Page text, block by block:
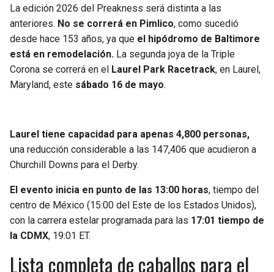
La edición 2026 del Preakness será distinta a las
anteriores. No se correrá en Pimlico, como sucedió
desde hace 153 años, ya que el hipódromo de Baltimore
está en remodelación. La segunda joya de la Triple
Corona se correrá en el Laurel Park Racetrack, en Laurel,
Maryland, este sábado 16 de mayo.
Laurel tiene capacidad para apenas 4,800 personas,
una reducción considerable a las 147,406 que acudieron a
Churchill Downs para el Derby.
El evento inicia en punto de las 13:00 horas, tiempo del
centro de México (15:00 del Este de los Estados Unidos),
con la carrera estelar programada para las 17:01 tiempo de
la CDMX, 19:01 ET.
Lista completa de caballos para el